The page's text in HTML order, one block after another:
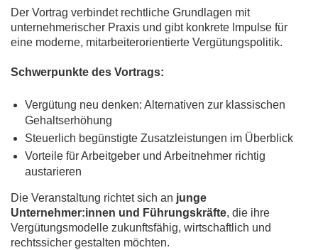
Der Vortrag verbindet rechtliche Grundlagen mit
unternehmerischer Praxis und gibt konkrete Impulse für
eine moderne, mitarbeiterorientierte Vergütungspolitik.
Schwerpunkte des Vortrags:
Vergütung neu denken: Alternativen zur klassischen
Gehaltserhöhung
Steuerlich begünstigte Zusatzleistungen im Überblick
Vorteile für Arbeitgeber und Arbeitnehmer richtig
austarieren
Die Veranstaltung richtet sich an junge
Unternehmer:innen und Führungskräfte, die ihre
Vergütungsmodelle zukunftsfähig, wirtschaftlich und
rechtssicher gestalten möchten.